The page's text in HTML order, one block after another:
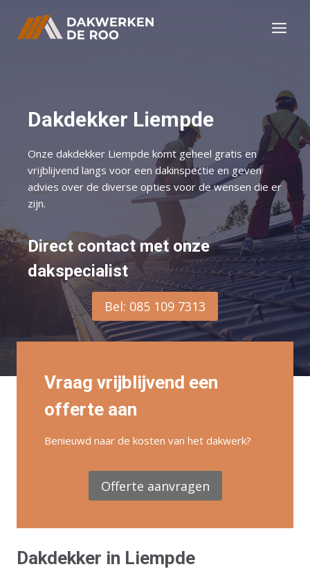
inhoud
Dakdekker Liempde
Onze dakdekker Liempde komt geheel gratis en
vrijblijvend langs voor een dakinspectie en geven
advies over de diverse opties voor de wensen die er
zijn.
Direct contact met onze
dakspecialist
Bel: 085 109 7313
Vraag vrijblijvend een
offerte aan
Benieuwd naar de kosten van het dakwerk?
Offerte aanvragen
Dakdekker in Liempde